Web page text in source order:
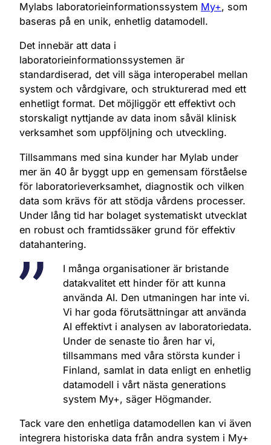
Mylabs laboratorieinformationssystem My+, som
baseras på en unik, enhetlig datamodell.
Det innebär att data i
laboratorieinformationssystemen är
standardiserad, det vill säga interoperabel mellan
system och vårdgivare, och strukturerad med ett
enhetligt format. Det möjliggör ett effektivt och
storskaligt nyttjande av data inom såväl klinisk
verksamhet som uppföljning och utveckling.
Tillsammans med sina kunder har Mylab under
mer än 40 år byggt upp en gemensam förståelse
för laboratorieverksamhet, diagnostik och vilken
data som krävs för att stödja vårdens processer.
Under lång tid har bolaget systematiskt utvecklat
en robust och framtidssäker grund för effektiv
datahantering.
I många organisationer är bristande
datakvalitet ett hinder för att kunna
använda AI. Den utmaningen har inte vi.
Vi har goda förutsättningar att använda
AI effektivt i analysen av laboratoriedata.
Under de senaste tio åren har vi,
tillsammans med våra största kunder i
Finland, samlat in data enligt en enhetlig
datamodell i vårt nästa generations
system My+, säger Högmander.
Tack vare den enhetliga datamodellen kan vi även
integrera historiska data från andra system i My+